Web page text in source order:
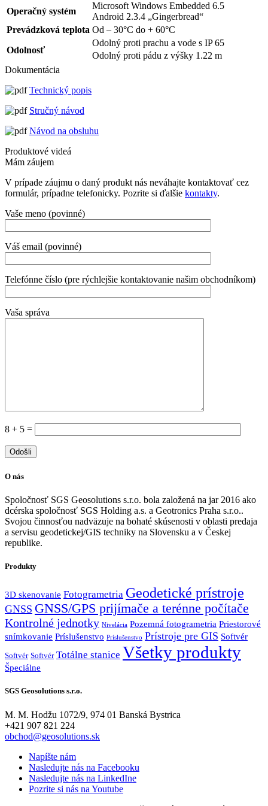
Operačný systém
Microsoft Windows Embedded 6.5
Android 2.3.4 „Gingerbread“
Prevádzková teplota Od – 30°C do + 60°C
Odolnosť
Odolný proti prachu a vode s IP 65
Odolný proti pádu z výšky 1.22 m
Dokumentácia
Technický popis
Stručný návod
Návod na obsluhu
Produktové videá
Mám záujem
V prípade záujmu o daný produkt nás neváhajte kontaktovať cez
formulár, prípadne telefonicky. Pozrite si ďalšie kontakty.
Vaše meno (povinné)
Váš email (povinné)
Telefónne číslo (pre rýchlejšie kontaktovanie našim obchodníkom)
Vaša správa
8 + 5 =
O nás
Spoločnosť SGS Geosolutions s.r.o. bola založená na jar 2016 ako
dcérska spoločnosť SGS Holding a.s. a Geotronics Praha s.r.o..
Svojou činnosťou nadväzuje na bohaté skúsenosti v oblasti predaja
a servisu geodetickej/GIS techniky na Slovensku a v Českej
republike.
Produkty
3D skenovanie Fotogrametria Geodetické prístroje
GNSS GNSS/GPS prijímače a terénne počítače
Kontrolné jednotky Nivelácia Pozemná fotogrametria Priestorové
snímkovanie Príslušenstvo Príslušenstvo Prístroje pre GIS Softvér
Softvér Softvér Totálne stanice Všetky produkty
Špeciálne
SGS Geosolutions s.r.o.
M. M. Hodžu 1072/9, 974 01 Banská Bystrica
+421 907 821 224
obchod@geosolutions.sk
Napíšte nám
Nasledujte nás na Facebooku
Nasledujte nás na LinkedIne
Pozrite si nás na Youtube